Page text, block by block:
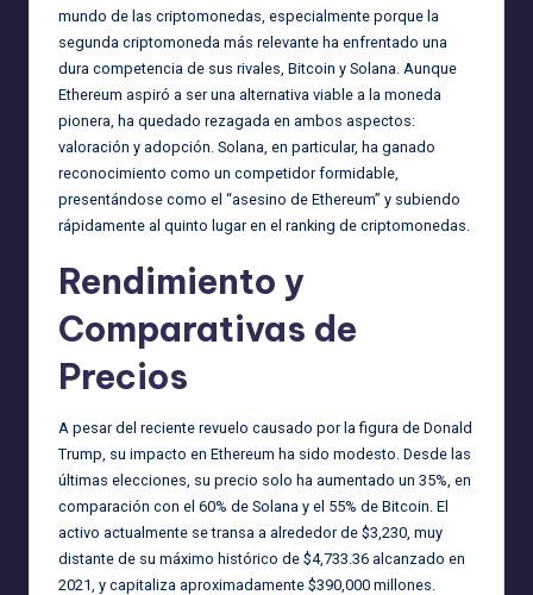
mundo de las criptomonedas, especialmente porque la
segunda criptomoneda más relevante ha enfrentado una
dura competencia de sus rivales, Bitcoin y Solana. Aunque
Ethereum aspiró a ser una alternativa viable a la moneda
pionera, ha quedado rezagada en ambos aspectos:
valoración y adopción. Solana, en particular, ha ganado
reconocimiento como un competidor formidable,
presentándose como el “asesino de Ethereum” y subiendo
rápidamente al quinto lugar en el ranking de criptomonedas.
Rendimiento y
Comparativas de
Precios
A pesar del reciente revuelo causado por la figura de Donald
Trump, su impacto en Ethereum ha sido modesto. Desde las
últimas elecciones, su precio solo ha aumentado un 35%, en
comparación con el 60% de Solana y el 55% de Bitcoin. El
activo actualmente se transa a alrededor de $3,230, muy
distante de su máximo histórico de $4,733.36 alcanzado en
2021, y capitaliza aproximadamente $390,000 millones.